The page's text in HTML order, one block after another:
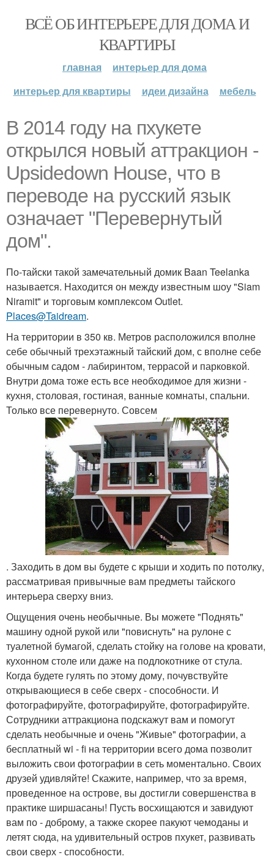
ВСЁ ОБ ИНТЕРЬЕРЕ ДЛЯ ДОМА И
КВАРТИРЫ
главная
интерьер для дома
интерьер для квартиры
идеи дизайна мебель
В 2014 году на пхукете
открылся новый аттракцион -
Upsidedown House, что в
переводе на русский язык
означает "Перевернутый
дом".
По-тайски такой замечательный домик Baan Teelanka
называется. Находится он между известным шоу "Siam
Niramit" и торговым комплексом Outlet.
Places@Taidream.
На территории в 350 кв. Метров расположился вполне
себе обычный трехэтажный тайский дом, с вполне себе
обычным садом - лабиринтом, террасой и парковкой.
Внутри дома тоже есть все необходимое для жизни -
кухня, столовая, гостиная, ванные комнаты, спальни.
Только все перевернуто. Совсем
. Заходить в дом вы будете с крыши и ходить по потолку,
рассматривая привычные вам предметы тайского
интерьера сверху вниз.
Ощущения очень необычные. Вы можете "Поднять"
машину одной рукой или "повиснуть" на рулоне с
туалетной бумагой, сделать стойку на голове на кровати,
кухонном столе или даже на подлокотнике от стула.
Когда будете гулять по этому дому, почувствуйте
открывающиеся в себе сверх - способности. И
фотографируйте, фотографируйте, фотографируйте.
Сотрудники аттракциона подскажут вам и помогут
сделать необычные и очень "Живые" фотографии, а
бесплатный wi - fi на территории всего дома позволит
выложить свои фотографии в сеть моментально. Своих
друзей удивляйте! Скажите, например, что за время,
проведенное на острове, вы достигли совершенства в
практике ширшасаны! Пусть восхищаются и завидуют
вам по - доброму, а также скорее пакуют чемоданы и
летят сюда, на удивительный остров пхукет, развивать
свои сверх - способности.